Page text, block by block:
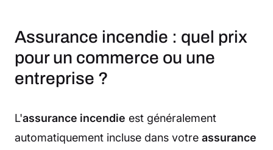
Assurance incendie : quel prix
pour un commerce ou une
entreprise ?
L'assurance incendie est généralement
automatiquement incluse dans votre assurance